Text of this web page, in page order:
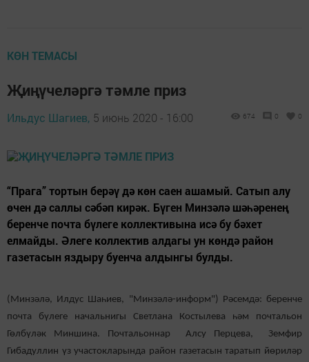
КӨН ТЕМАСЫ
Җиңүчеләргә тәмле приз
Ильдус Шагиев, 5 июнь 2020 - 16:00 674 0 0
“Прага” тортын берәү дә көн саен ашамый. Сатып алу
өчен дә саллы сәбәп кирәк. Бүген Минзәлә шәһәренең
беренче почта бүлеге коллективына исә бу бәхет
елмайды. Әлеге коллектив алдагы ун көндә район
газетасын яздыру буенча алдынгы булды.
(Минзәлә, Илдус Шаһиев, "Минзәлә-информ") Рәсемдә: беренче
почта бүлеге начальнигы Светлана Костылева һәм почтальон
Гөлбүләк Миншина. Почтальоннар Алсу Перцева, Земфир
Гибадуллин үз участокларында район газетасын таратып йөриләр